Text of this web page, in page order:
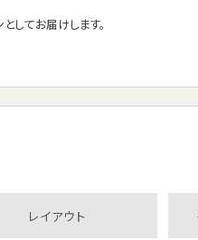
してお届けします。
レイアウト